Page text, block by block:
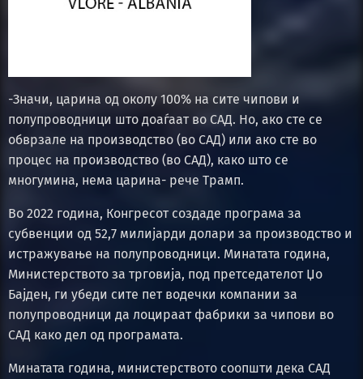
-Значи, царина од околу 100% на сите чипови и
полупроводници што доаѓаат во САД. Но, ако сте се
обврзале на производство (во САД) или ако сте во
процес на производство (во САД), како што се
многумина, нема царина- рече Трамп.
Во 2022 година, Конгресот создаде програма за
субвенции од 52,7 милијарди долари за производство и
истражување на полупроводници. Минатата година,
Министерството за трговија, под претседателот Џо
Бајден, ги убеди сите пет водечки компании за
полупроводници да лоцираат фабрики за чипови во
САД како дел од програмата.
Минатата година, министерството соопшти дека САД